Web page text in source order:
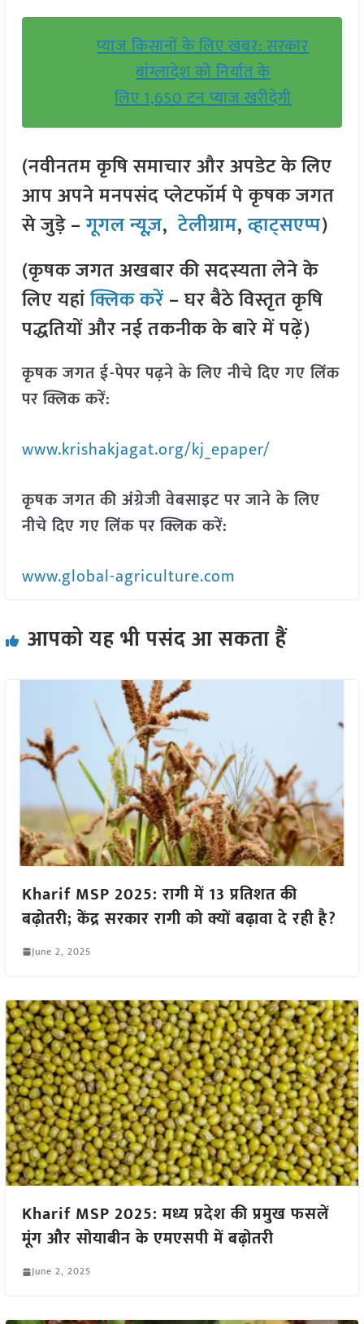
प्याज किसानों के लिए खबर: सरकार
बांग्लादेश को निर्यात के
लिए 1,650 टन प्याज खरीदेगी
(नवीनतम कृषि समाचार और अपडेट के लिए
आप अपने मनपसंद प्लेटफॉर्म पे कृषक जगत
से जुड़े –गूगल न्यूज़,टेलीग्राम,व्हाट्सएप्प)
(कृषक जगत अखबार की सदस्यता लेने के
लिए यहांक्लिक करें– घर बैठे विस्तृत कृषि
पद्धतियों और नई तकनीक के बारे में पढ़ें)
कृषक जगत ई-पेपर पढ़ने के लिए नीचे दिए गए लिंक
पर क्लिक करें:
www.krishakjagat.org/kj_epaper/
कृषक जगत की अंग्रेजी वेबसाइट पर जाने के लिए
नीचे दिए गए लिंक पर क्लिक करें:
www.global-agriculture.com
आपको यह भी पसंद आ सकता हैं
Kharif MSP 2025: रागी में 13 प्रतिशत की
बढ़ोतरी; केंद्र सरकार रागी को क्यों बढ़ावा दे रही है?
June 2, 2025
Kharif MSP 2025: मध्य प्रदेश की प्रमुख फसलें
मूंग और सोयाबीन के एमएसपी में बढ़ोतरी
June 2, 2025